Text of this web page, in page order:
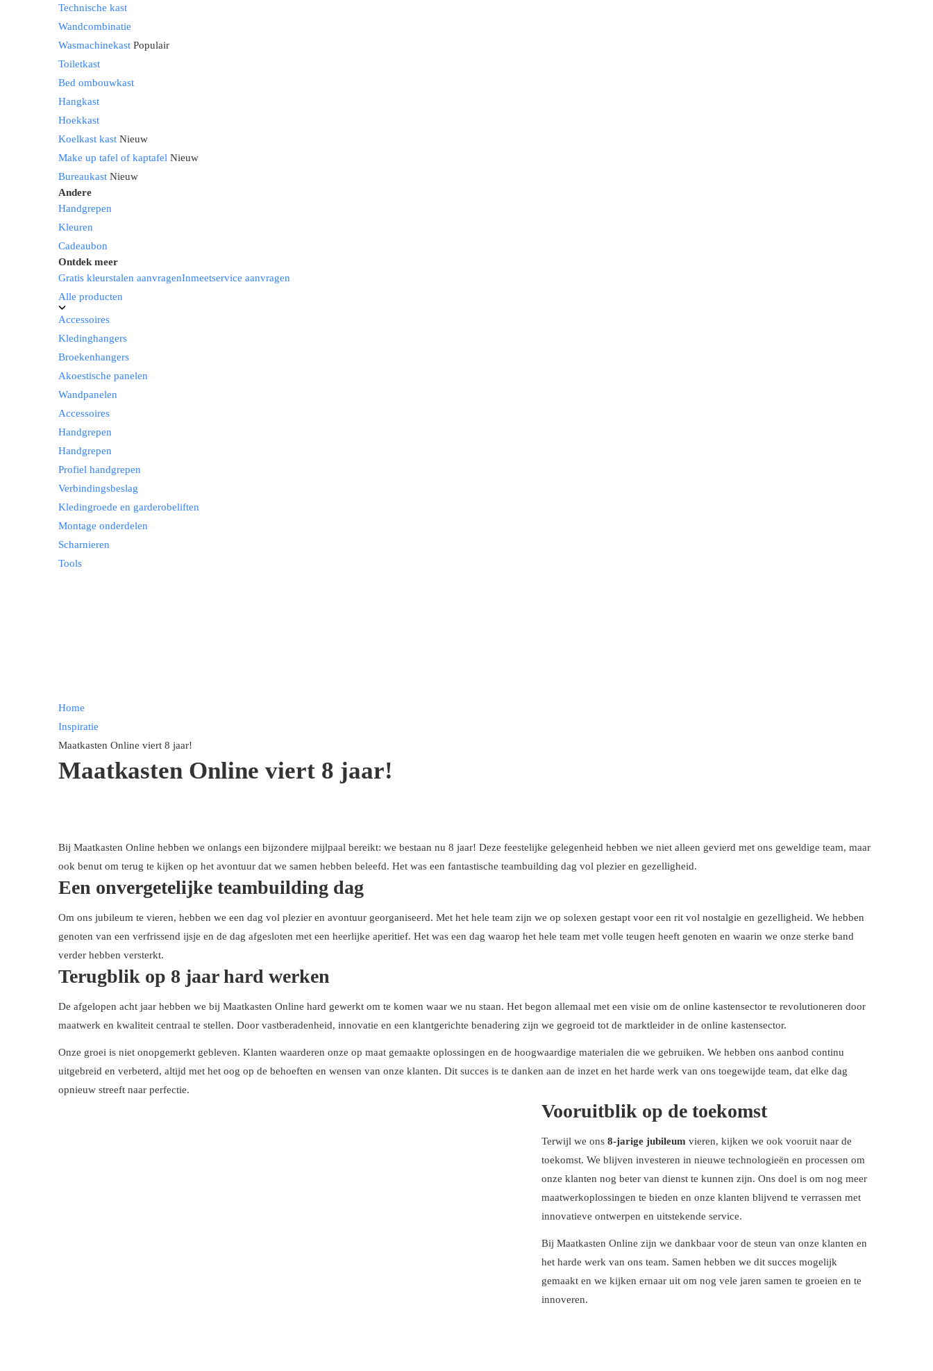
Technische kast
Wandcombinatie
Wasmachinekast Populair
Toiletkast
Bed ombouwkast
Hangkast
Hoekkast
Koelkast kast Nieuw
Make up tafel of kaptafel Nieuw
Bureaukast Nieuw
Andere
Handgrepen
Kleuren
Cadeaubon
Ontdek meer
Gratis kleurstalen aanvragenInmeetservice aanvragen
Alle producten
Accessoires
Kledinghangers
Broekenhangers
Akoestische panelen
Wandpanelen
Accessoires
Handgrepen
Handgrepen
Profiel handgrepen
Verbindingsbeslag
Kledingroede en garderobeliften
Montage onderdelen
Scharnieren
Tools
Home
Inspiratie
Maatkasten Online viert 8 jaar!
Maatkasten Online viert 8 jaar!
Bij Maatkasten Online hebben we onlangs een bijzondere mijlpaal bereikt: we bestaan nu 8 jaar! Deze feestelijke gelegenheid hebben we niet alleen gevierd met ons geweldige team, maar
ook benut om terug te kijken op het avontuur dat we samen hebben beleefd. Het was een fantastische teambuilding dag vol plezier en gezelligheid.
Een onvergetelijke teambuilding dag
Om ons jubileum te vieren, hebben we een dag vol plezier en avontuur georganiseerd. Met het hele team zijn we op solexen gestapt voor een rit vol nostalgie en gezelligheid. We hebben
genoten van een verfrissend ijsje en de dag afgesloten met een heerlijke aperitief. Het was een dag waarop het hele team met volle teugen heeft genoten en waarin we onze sterke band
verder hebben versterkt.
Terugblik op 8 jaar hard werken
De afgelopen acht jaar hebben we bij Maatkasten Online hard gewerkt om te komen waar we nu staan. Het begon allemaal met een visie om de online kastensector te revolutioneren door
maatwerk en kwaliteit centraal te stellen. Door vastberadenheid, innovatie en een klantgerichte benadering zijn we gegroeid tot de marktleider in de online kastensector.
Onze groei is niet onopgemerkt gebleven. Klanten waarderen onze op maat gemaakte oplossingen en de hoogwaardige materialen die we gebruiken. We hebben ons aanbod continu
uitgebreid en verbeterd, altijd met het oog op de behoeften en wensen van onze klanten. Dit succes is te danken aan de inzet en het harde werk van ons toegewijde team, dat elke dag
opnieuw streeft naar perfectie.
Vooruitblik op de toekomst
Terwijl we ons 8-jarige jubileum vieren, kijken we ook vooruit naar de
toekomst. We blijven investeren in nieuwe technologieën en processen om
onze klanten nog beter van dienst te kunnen zijn. Ons doel is om nog meer
maatwerkoplossingen te bieden en onze klanten blijvend te verrassen met
innovatieve ontwerpen en uitstekende service.
Bij Maatkasten Online zijn we dankbaar voor de steun van onze klanten en
het harde werk van ons team. Samen hebben we dit succes mogelijk
gemaakt en we kijken ernaar uit om nog vele jaren samen te groeien en te
innoveren.